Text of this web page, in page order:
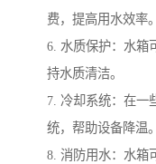
费，提高用水效率。
6. 水质保护：水箱
持水质清洁。
7. 冷却系统：在一
统，帮助设备降温。
8. 消防用水：水箱